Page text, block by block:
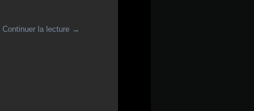
Continuer la lecture →